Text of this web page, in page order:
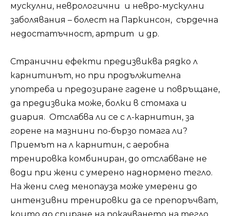
мускулни, неврологични и невро-мускулни
заболявания – болест на Паркинсон, сърдечна
недостатъчност, артрит и др.
Странични ефекти предизвиква рядко л
карнитинът, но при продължителна
употреба и предозиране гадене и повръщане,
да предизвика може, болки в стомаха и
диария. Отслабва ли се с л-карнитин, за
горене на мазнини по-бързо помага ли?
Приемът на л карнитин, с аеробна
тренировка комбиниран, до отслабване не
води при жени с умерено наднормено тегло.
На жени след менопауза може умерени до
интензивни тренировки да се препоръчват,